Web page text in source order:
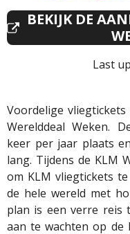
BEKIJK DE
Last
Voordelige
Werelddeal Weken.
keer per jaar plaats
lang. Tijdens de KLM
om KLM vliegtickets
de hele wereld met
plan is een verre reis
aan te wachten op de